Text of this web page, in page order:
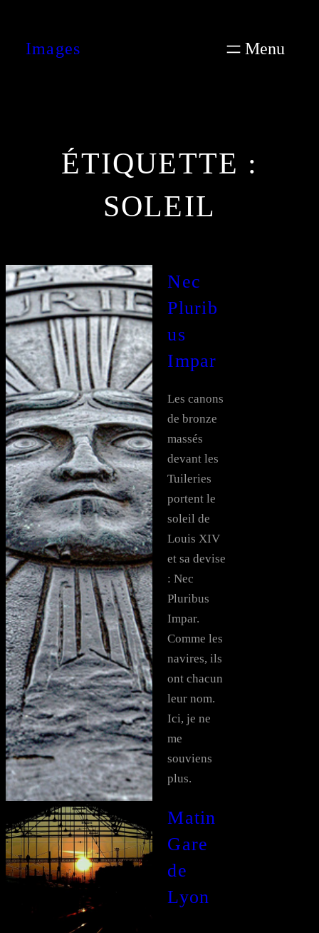
contenu
Images
ÉTIQUETTE :
SOLEIL
Nec
Plurib
us
Impar
Les canons
de bronze
massés
devant les
Tuileries
portent le
soleil de
Louis XIV
et sa devise
: Nec
Pluribus
Impar.
Comme les
navires, ils
ont chacun
leur nom.
Ici, je ne
me
souviens
plus.
Matin
Gare
de
Lyon